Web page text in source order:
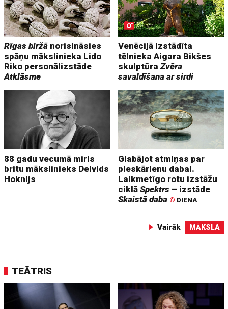
Rīgas biržā norisināsies
spāņu mākslinieka Lido
Riko personālizstāde
Atklāsme
Venēcijā izstādīta
tēlnieka Aigara Bikšes
skulptūraZvēra
savaldīšana ar sirdi
88 gadu vecumā miris
britu mākslinieks Deivids
Hoknijs
Glabājot atmiņas par
pieskārienu dabai.
Laikmetīgo rotu izstāžu
ciklāSpektrs – izstāde
Skaistā daba © DIENA
Vairāk MĀKSLA
TEĀTRIS